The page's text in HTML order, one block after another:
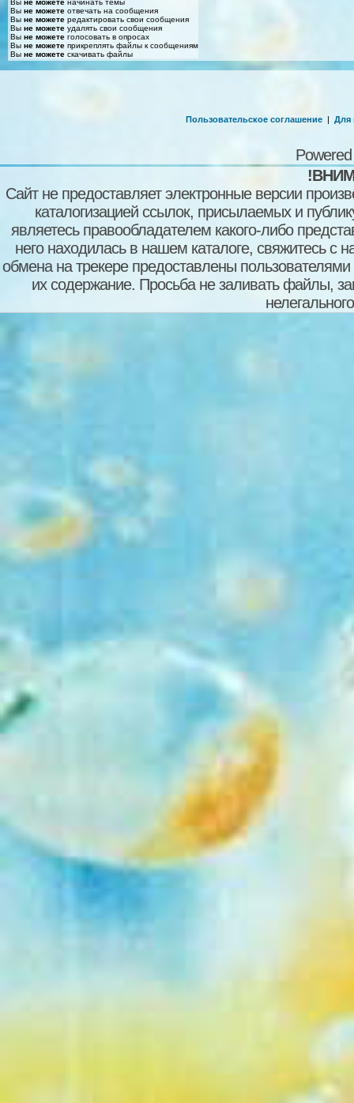
Вы не можете начинать темы
Вы не можете отвечать на сообщения
Вы не можете редактировать свои сообщения
Вы не можете удалять свои сообщения
Вы не можете голосовать в опросах
Вы не можете прикреплять файлы к сообщениям
Вы не можете скачивать файлы
Пользовательское соглашение | Для
Сайт не предоставляет электронные версии
каталогизацией ссылок, присылаемых и
являетесь правообладателем какого-либо
него находилась в нашем каталоге, свяжитесь
обмена на трекере предоставлены пользователями
их содержание. Просьба не заливать файлы,